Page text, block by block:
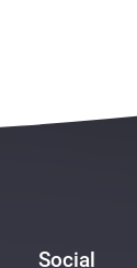
Social